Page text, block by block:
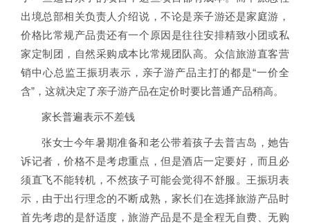
出境总部相关负责人介绍说，不论是亲子游还是家庭游，
价格比常规产品贵还有一个原因是往往安排精致小团或私
家定制团，自然采购成本比常规团队高。众信旅游直客营
销中心总监王振玥表示，亲子游产品主打的都是“一价全
含”，这就决定了亲子游产品在定价时要比普通产品稍高。
家长普遍表示不差钱
张女士今年暑期准备和老公带着孩子去普吉岛，她告
诉记者，价格不是考虑重点，但是酒店一定要好，而且必
须直飞不能转机，不然孩子可能会觉得不舒服。王振玥表
示，由于出行理念的不断成熟，家长们在选择旅游产品时
首先考虑的是舒适度，旅游产品是不是全程无自费、无购